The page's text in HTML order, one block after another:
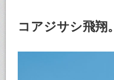
コアジサシ飛翔。